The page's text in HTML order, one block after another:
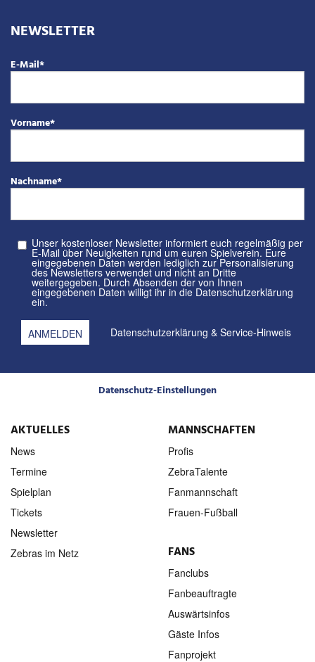
NEWSLETTER
E-Mail*
Vorname*
Nachname*
Unser kostenloser Newsletter informiert euch regelmäßig per
E-Mail über Neuigkeiten rund um euren Spielverein. Eure
eingegebenen Daten werden lediglich zur Personalisierung
des Newsletters verwendet und nicht an Dritte
weitergegeben. Durch Absenden der von Ihnen
eingegebenen Daten willigt ihr in die Datenschutzerklärung
ein.
Datenschutzerklärung & Service-Hinweis
Datenschutz-Einstellungen
AKTUELLES
News
Termine
Spielplan
Tickets
Newsletter
Zebras im Netz
MANNSCHAFTEN
Profis
ZebraTalente
Fanmannschaft
Frauen-Fußball
FANS
Fanclubs
Fanbeauftragte
Auswärtsinfos
Gäste Infos
Fanprojekt